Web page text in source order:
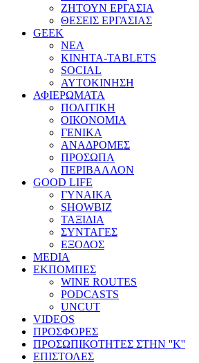
ΖΗΤΟΥΝ ΕΡΓΑΣΙΑ
ΘΕΣΕΙΣ ΕΡΓΑΣΙΑΣ
GEEK
ΝΕΑ
ΚΙΝΗΤΑ-TABLETS
SOCIAL
ΑΥΤΟΚΙΝΗΣΗ
ΑΦΙΕΡΩΜΑΤΑ
ΠΟΛΙΤΙΚΗ
ΟΙΚΟΝΟΜΙΑ
ΓΕΝΙΚΑ
ΑΝΑΔΡΟΜΕΣ
ΠΡΟΣΩΠΑ
ΠΕΡΙΒΑΛΛΟΝ
GOOD LIFE
ΓΥΝΑΙΚΑ
SHOWBIZ
ΤΑΞΙΔΙΑ
ΣΥΝΤΑΓΕΣ
ΕΞΟΔΟΣ
MEDIA
ΕΚΠΟΜΠΕΣ
WINE ROUTES
PODCASTS
UNCUT
VIDEOS
ΠΡΟΣΦΟΡΕΣ
ΠΡΟΣΩΠΙΚΟΤΗΤΕΣ ΣΤΗΝ ''Κ''
ΕΠΙΣΤΟΛΕΣ